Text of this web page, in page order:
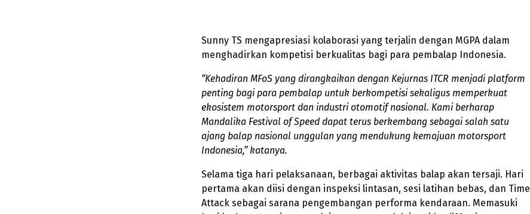
Sunny TS mengapresiasi kolaborasi yang terjalin dengan MGPA dalam
menghadirkan kompetisi berkualitas bagi para pembalap Indonesia.
“Kehadiran MFoS yang dirangkaikan dengan Kejurnas ITCR menjadi platform
penting bagi para pembalap untuk berkompetisi sekaligus memperkuat
ekosistem motorsport dan industri otomotif nasional. Kami berharap
Mandalika Festival of Speed dapat terus berkembang sebagai salah satu
ajang balap nasional unggulan yang mendukung kemajuan motorsport
Indonesia,” katanya.
Selama tiga hari pelaksanaan, berbagai aktivitas balap akan tersaji. Hari
pertama akan diisi dengan inspeksi lintasan, sesi latihan bebas, dan Time
Attack sebagai sarana pengembangan performa kendaraan. Memasuki